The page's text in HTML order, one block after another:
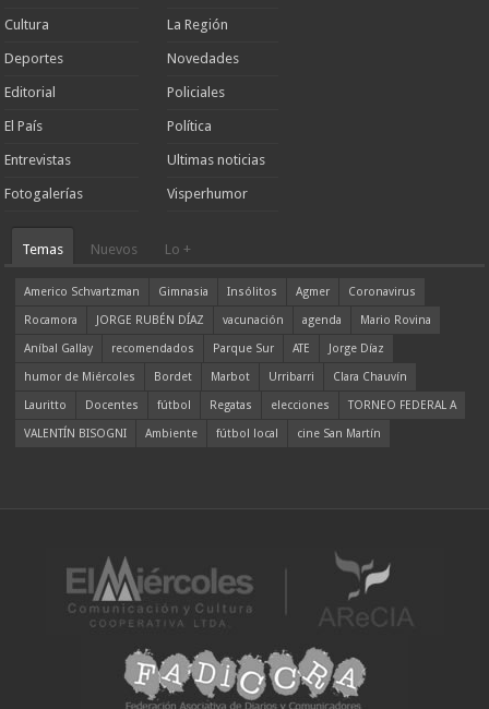
Cultura
Deportes
Editorial
El País
Entrevistas
Fotogalerías
La Región
Novedades
Policiales
Política
Ultimas noticias
Visperhumor
Temas Nuevos Lo +
Americo Schvartzman Gimnasia Insólitos Agmer
Coronavirus
Rocamora
JORGE RUBÉN DÍAZ vacunación agenda
Mario Rovina
Aníbal Gallay
recomendados Parque Sur ATE
Jorge Díaz
humor de Miércoles
Bordet Marbot Urribarri
Clara Chauvín
Lauritto
Docentes fútbol Regatas elecciones
TORNEO FEDERAL A
VALENTÍN BISOGNI
Ambiente fútbol local cine San Martín